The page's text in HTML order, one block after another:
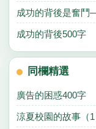
成功的背後是奮鬥
成功的背後500字
同欄精選
廣告的困惑400字
涼夏校園的故事（